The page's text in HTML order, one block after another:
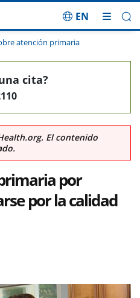
EN
atención primaria
El contenido
por
por la calidad
cita?